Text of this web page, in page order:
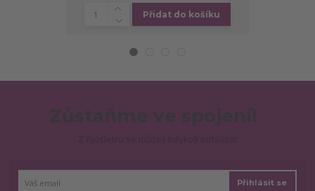
Přidat do košíku
Přihlásit se